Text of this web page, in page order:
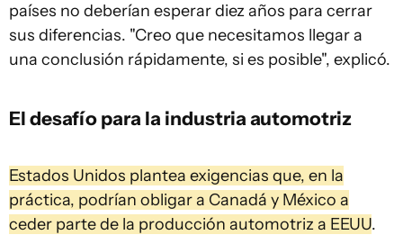
países no deberían esperar diez años para cerrar
sus diferencias. "Creo que necesitamos llegar a
una conclusión rápidamente, si es posible", explicó.
El desafío para la industria automotriz
Estados Unidos plantea exigencias que, en la
práctica, podrían obligar a Canadá y México a
ceder parte de la producción automotriz a EEUU.